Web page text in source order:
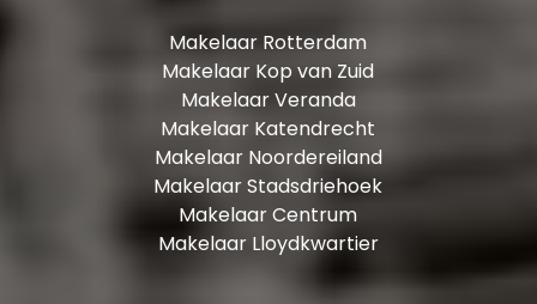
Makelaar Rotterdam
Makelaar Kop van Zuid
Makelaar Veranda
Makelaar Katendrecht
Makelaar Noordereiland
Makelaar Stadsdriehoek
Makelaar Centrum
Makelaar Lloydkwartier